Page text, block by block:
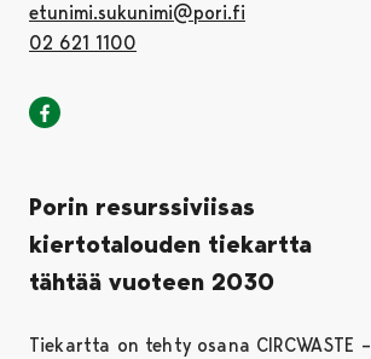
etunimi.sukunimi@pori.fi
02 621 1100
Porin resurssiviisas
kiertotalouden tiekartta
tähtää vuoteen 2030
Tiekartta on tehty osana CIRCWASTE –